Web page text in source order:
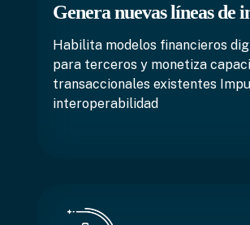
Genera nuevas líneas de
Habilita modelos financieros
para terceros y monetiza
transaccionales existentes
interoperabilidad